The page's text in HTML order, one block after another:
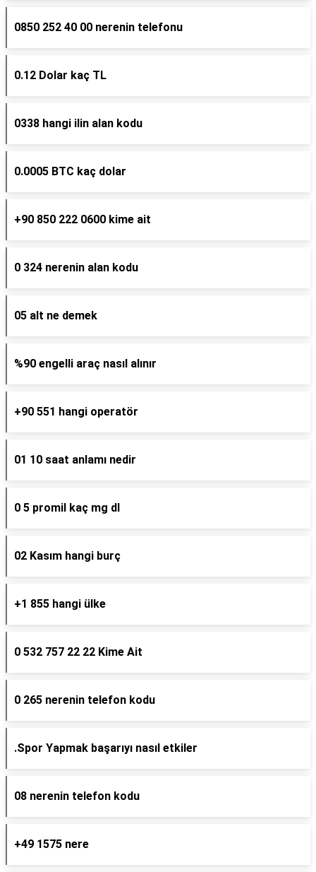
0850 252 40 00 nerenin telefonu
0.12 Dolar kaç TL
0338 hangi ilin alan kodu
0.0005 BTC kaç dolar
+90 850 222 0600 kime ait
0 324 nerenin alan kodu
05 alt ne demek
%90 engelli araç nasıl alınır
+90 551 hangi operatör
01 10 saat anlamı nedir
0 5 promil kaç mg dl
02 Kasım hangi burç
+1 855 hangi ülke
0 532 757 22 22 Kime Ait
0 265 nerenin telefon kodu
.Spor Yapmak başarıyı nasıl etkiler
08 nerenin telefon kodu
+49 1575 nere